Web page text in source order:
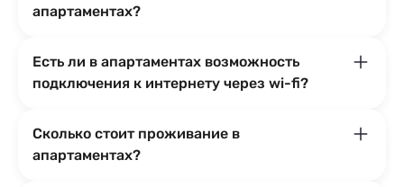
апартаментах?
Есть ли в апартаментах возможность
подключения к интернету через wi-fi?
Сколько стоит проживание в
апартаментах?